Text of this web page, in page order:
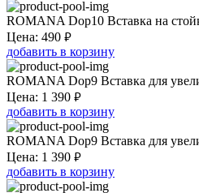
ROMANA Dop10 Вставка на
Цена: 490 ₽
добавить в корзину
ROMANA Dop9 Вставка для
Цена: 1 390 ₽
добавить в корзину
ROMANA Dop9 Вставка для
Цена: 1 390 ₽
добавить в корзину